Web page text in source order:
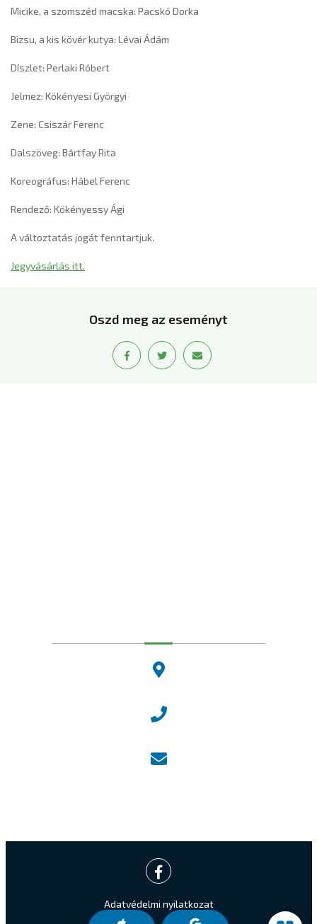
Micike, a szomszéd macska: Pacskó Dorka
Bizsu, a kis kövér kutya: Lévai Ádám
Díszlet: Perlaki Róbert
Jelmez: Kökényesi Györgyi
Zene: Csiszár Ferenc
Dalszöveg: Bártfay Rita
Koreográfus: Hábel Ferenc
Rendező: Kökényessy Ági
A változtatás jogát fenntartjuk.
Jegyvásárlás itt.
Oszd meg az eseményt
Adatvédelmi nyilatkozat